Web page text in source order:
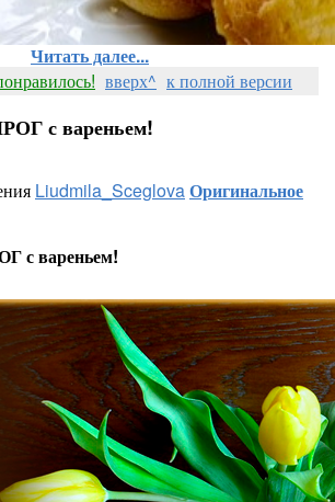
Читать далее...
вверх^ к полной версии
с вареньем!
Liudmila_SceglovaОригинальное
с вареньем!